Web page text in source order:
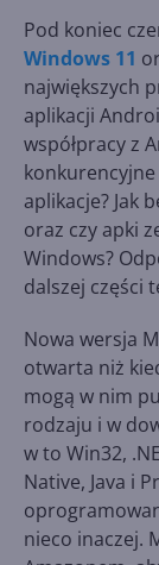
Pod koniec
Windows 11
największych
aplikacji
współpracy z
konkurencyjne
aplikacje? Jak
oraz czy apki
Windows?
dalszej części
Nowa wersja
otwarta niż
mogą w nim
rodzaju i w
w to Win32,
Native, Java i
nieco inaczej.